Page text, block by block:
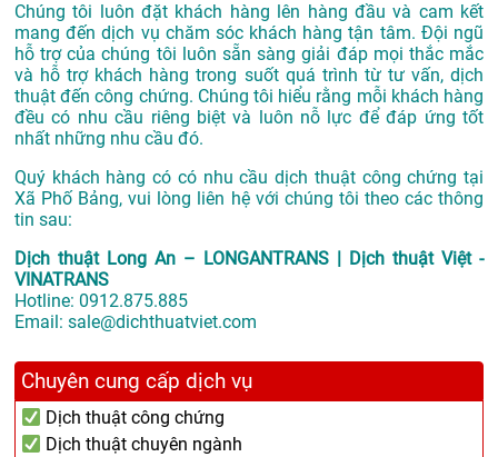
Chúng tôi luôn đặt khách hàng lên hàng đầu và cam kết
mang đến dịch vụ chăm sóc khách hàng tận tâm. Đội ngũ
hỗ trợ của chúng tôi luôn sẵn sàng giải đáp mọi thắc mắc
và hỗ trợ khách hàng trong suốt quá trình từ tư vấn, dịch
thuật đến công chứng. Chúng tôi hiểu rằng mỗi khách hàng
đều có nhu cầu riêng biệt và luôn nỗ lực để đáp ứng tốt
nhất những nhu cầu đó.
Quý khách hàng có có nhu cầu dịch thuật công chứng tại
Xã Phố Bảng, vui lòng liên hệ với chúng tôi theo các thông
tin sau:
Dịch thuật Long An – LONGANTRANS | Dịch thuật Việt -
VINATRANS
Hotline: 0912.875.885
Email: sale@dichthuatviet.com
Chuyên cung cấp dịch vụ
Dịch thuật công chứng
Dịch thuật chuyên ngành